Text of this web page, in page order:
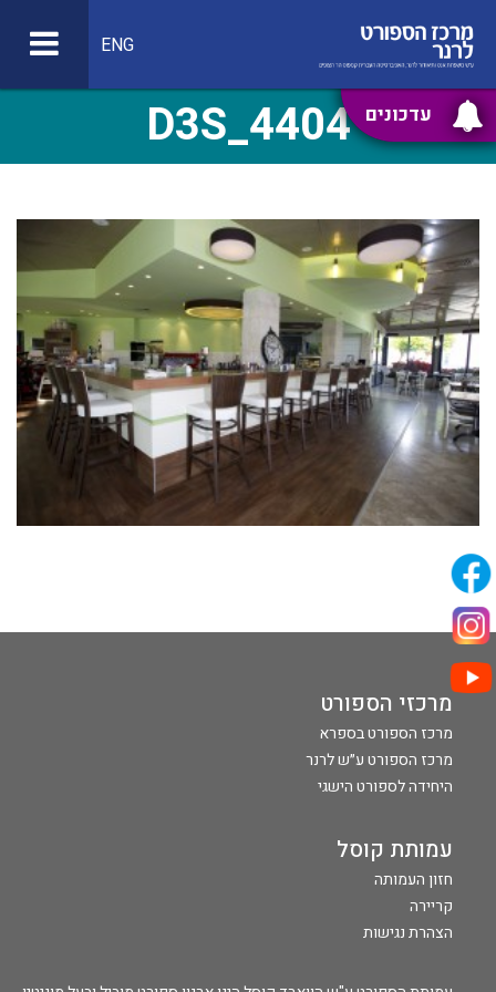
עדכונים
ENG
D3S_4404
מרכזי הספורט
מרכז הספורט בספרא
מרכז הספורט ע״ש לרנר
היחידה לספורט הישגי
עמותת קוסל
חזון העמותה
קריירה
הצהרת נגישות